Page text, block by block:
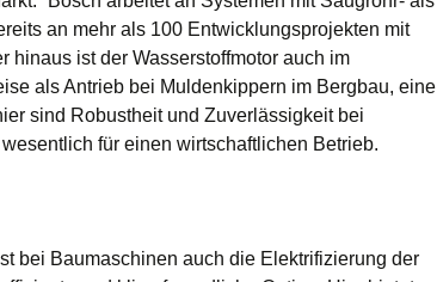
an mehr als 100 Entwicklungsprojekten mit
hinaus ist der Wasserstoffmotor auch im
als Antrieb bei Muldenkippern im Bergbau, eine
sind Robustheit und Zuverlässigkeit bei
für einen wirtschaftlichen Betrieb.
bei Baumaschinen auch die Elektrifizierung der